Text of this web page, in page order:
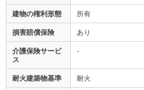
建物の権利形態 所有
損害賠償保険 あり
介護保険サービ
ス
-
耐火建築物基準 耐火